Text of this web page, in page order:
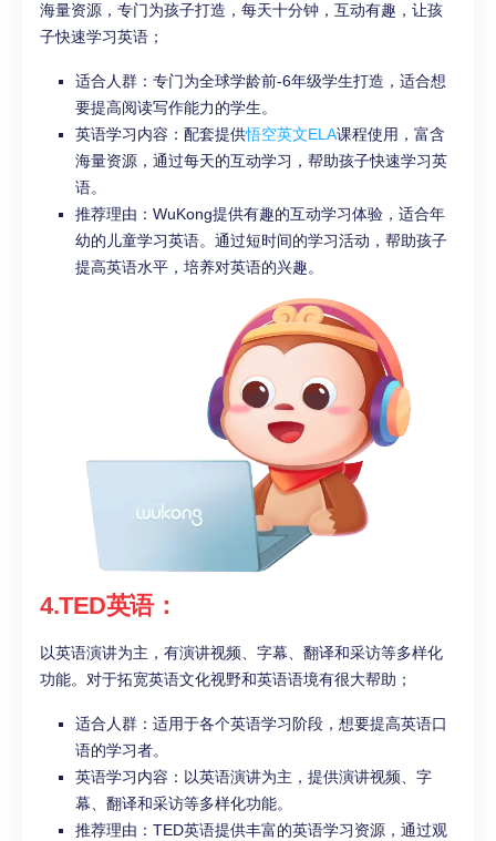
海量资源，专门为孩子打造，每天十分钟，互动有趣，让孩
子快速学习英语；
适合人群：专门为全球学龄前-6年级学生打造，适合想
要提高阅读写作能力的学生。
英语学习内容：配套提供悟空英文ELA课程使用，富含
海量资源，通过每天的互动学习，帮助孩子快速学习英
语。
推荐理由：WuKong提供有趣的互动学习体验，适合年
幼的儿童学习英语。通过短时间的学习活动，帮助孩子
提高英语水平，培养对英语的兴趣。
4.TED英语：
以英语演讲为主，有演讲视频、字幕、翻译和采访等多样化
功能。对于拓宽英语文化视野和英语语境有很大帮助；
适合人群：适用于各个英语学习阶段，想要提高英语口
语的学习者。
英语学习内容：以英语演讲为主，提供演讲视频、字
幕、翻译和采访等多样化功能。
推荐理由：TED英语提供丰富的英语学习资源，通过观